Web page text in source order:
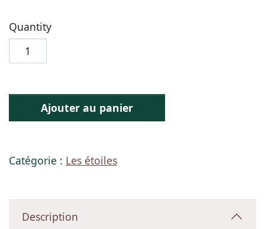
Quantity
Ajouter au panier
Catégorie : Les étoiles
Description